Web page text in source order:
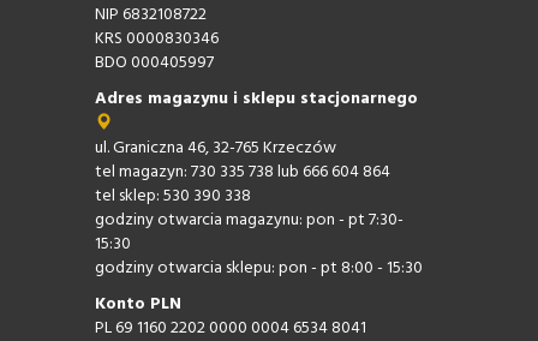
NIP 6832108722
KRS 0000830346
BDO 000405997
Adres magazynu i sklepu stacjonarnego
ul. Graniczna 46, 32-765 Krzeczów
tel magazyn: 730 335 738 lub 666 604 864
tel sklep: 530 390 338
godziny otwarcia magazynu: pon - pt 7:30-
15:30
godziny otwarcia sklepu: pon - pt 8:00 - 15:30
Konto PLN
PL 69 1160 2202 0000 0004 6534 8041